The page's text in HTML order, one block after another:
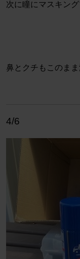
次に瞳にマスキン
鼻とクチもこのま
4/6